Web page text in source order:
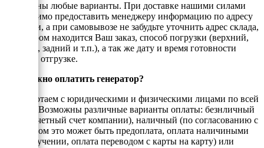
Возможны любые варианты. При доставке нашими силами
необходимо предоставить менеджеру информацию по адресу
доставки, а при самовывозе не забудьте уточнить адрес склада,
на котором находится Ваш заказ, способ погрузки (верхний,
боковой, задний и т.п.), а так же дату и время готовности
товара к отгрузке.
Как можно оплатить генератор?
Мы работаем с юридическими и физическими лицами по всей
России. Возможны различные варианты оплаты: безнличный
(на рассчетный счет компании), наличный (по согласованию с
енеджером это может быть предоплата, оплата наличиными
при получении, оплата переводом с карты на карту) или